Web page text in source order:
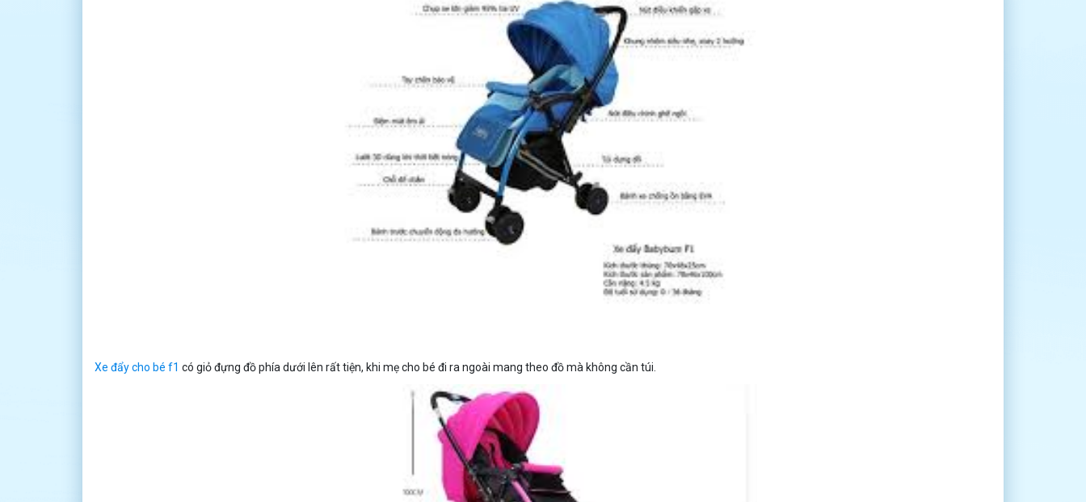
Xe đẩy cho bé f1 có giỏ đựng đồ phía dưới lên rất tiện, khi mẹ cho bé đi ra ngoài mang theo đồ mà không cần túi.